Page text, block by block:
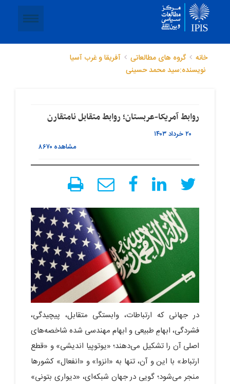
خانه گروه های مطالعاتی
آفریقا و غرب آسیا
نویسنده:سید محمد حسینی
روابط آمریکا-عربستان؛ روابط متقابل نامتقارن
۲۰ خرداد ۱۴۰۳
مشاهده ۸۶۷۰
در جهانی که ارتباطات، وابستگی متقابل، پیچیدگی،
فشردگی، ابهامِ طبیعی و ابهام مهندسی شده شاخصه‌های
اصلی آن را تشکیل می‌دهند؛ «یوتوپیا اندیشی» و «قطع
ارتباط» با این و آن، تنها به «انزوا» و «انفعال» کشورها
منجر می‌شود؛ گویی در جهان شبکه‌ای، «دیواری بتونی»